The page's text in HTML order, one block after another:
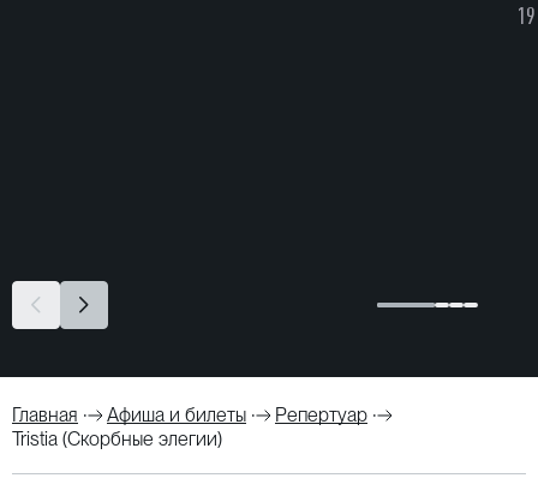
Главная Афиша и билеты
Репертуар
Tristia (Скорбные элегии)